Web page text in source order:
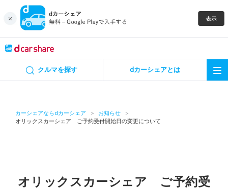
クルマを探す dカーシェアとは
カーシェアならdカーシェア
お知らせ
オリックスカーシェア ご予約受付開始日の変更について
オリックスカーシェア ご予約受
カーシェア
特集